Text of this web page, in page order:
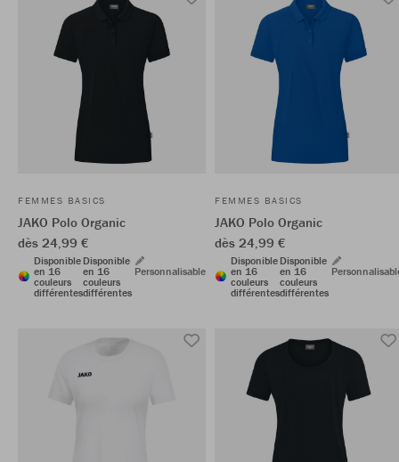
FEMMES BASICS
JAKO Polo Organic
dès 24,99 €
Disponible
en 16
couleurs
différentes
Disponible
en 16
couleurs
différentes
Personnalisable
FEMMES BASICS
JAKO Polo Organic
dès 24,99 €
Disponible
en 16
couleurs
différentes
Disponible
en 16
couleurs
différentes